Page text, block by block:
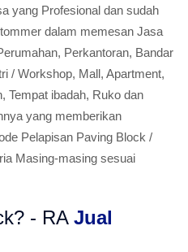
yang Profesional dan sudah
dalam memesan Jasa
Perkantoran, Bandar
/ Workshop, Mall, Apartment,
Tempat ibadah, Ruko dan
yang memberikan
Pelapisan Paving Block /
Masing-masing sesuai
- RA Jual